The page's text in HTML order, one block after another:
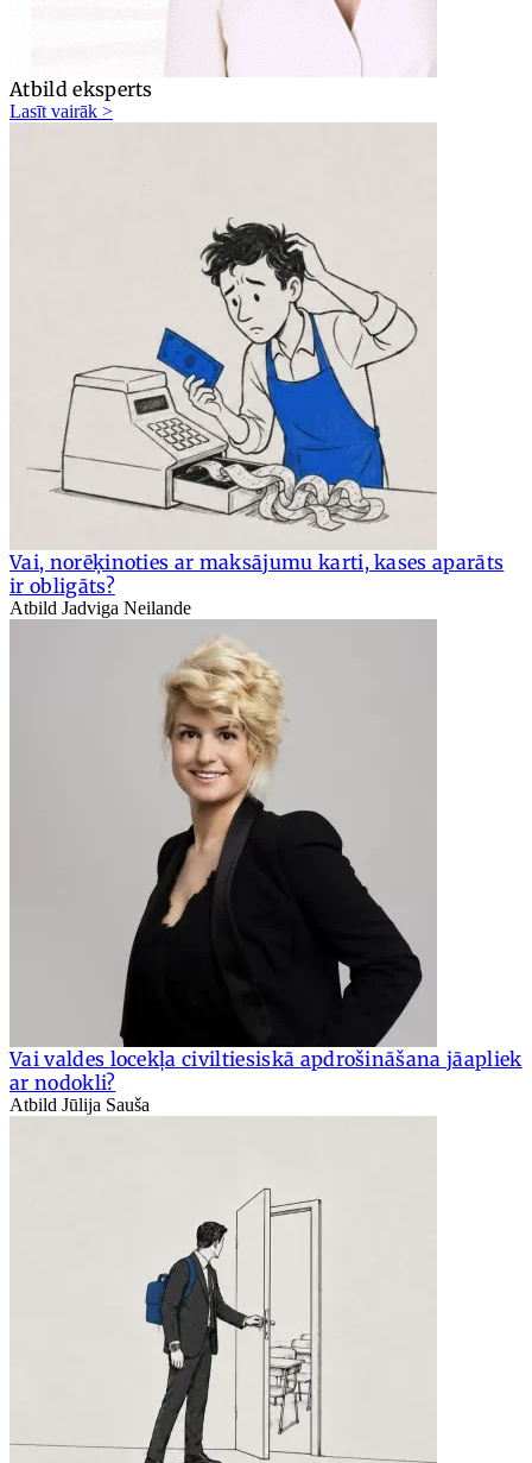
Atbild eksperts
Lasīt vairāk >
Vai, norēķinoties ar maksājumu karti, kases aparāts
ir obligāts?
Atbild Jadviga Neilande
Vai valdes locekļa civiltiesiskā apdrošināšana jāapliek
ar nodokli?
Atbild Jūlija Sauša